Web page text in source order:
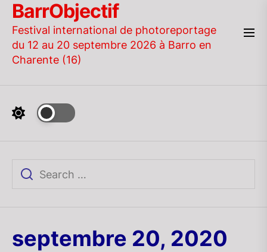
Skip
the
content
BarrObjectif
Festival international de photoreportage
du 12 au 20 septembre 2026 à Barro en
Charente (16)
septembre 20, 2020